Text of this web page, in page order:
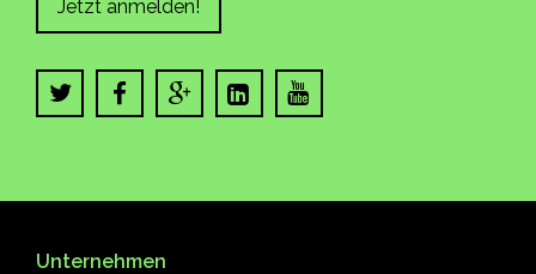
Jetzt anmelden!
Unternehmen